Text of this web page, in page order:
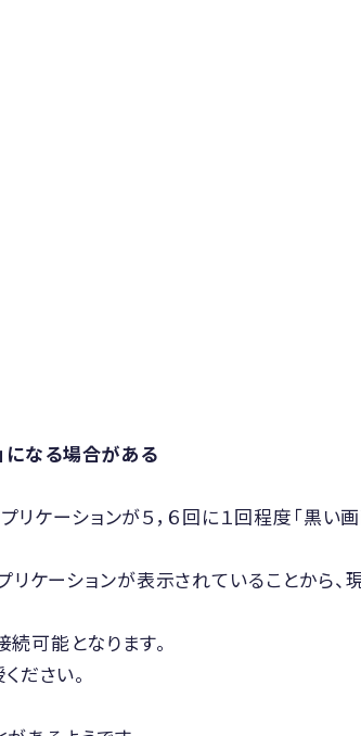
なる場合がある
ションが５，６回に１回程度「黒い画
リケーションが表示されていることか
可能となります。
ださい。